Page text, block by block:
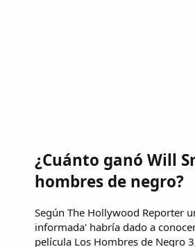
¿Cuánto ganó Will
hombres de negro?
Según The Hollywood Reporter
informada' habría dado a
película Los Hombres de Negro